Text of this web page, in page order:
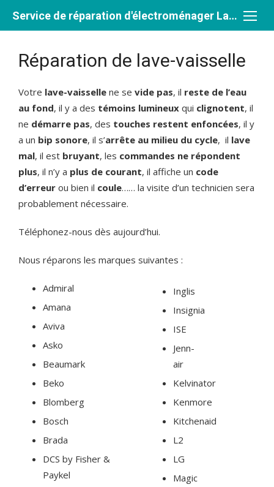
Service de réparation d'électroménager Laval et Rive-Nord
Réparation de lave-vaisselle
Votre lave-vaisselle ne se vide pas, il reste de l’eau
au fond, il y a des témoins lumineux qui clignotent, il
ne démarre pas, des touches restent enfoncées, il y
a un bip sonore, il s’arrête au milieu du cycle, il lave
mal, il est bruyant, les commandes ne répondent
plus, il n’y a plus de courant, il affiche un code
d’erreur ou bien il coule…… la visite d’un technicien sera
probablement nécessaire.
Téléphonez-nous dès aujourd’hui.
Nous réparons les marques suivantes :
Admiral
Amana
Aviva
Asko
Beaumark
Beko
Blomberg
Bosch
Brada
DCS by Fisher &
Paykel
Inglis
Insignia
ISE
Jenn-
air
Kelvinator
Kenmore
Kitchenaid
L2
LG
Magic